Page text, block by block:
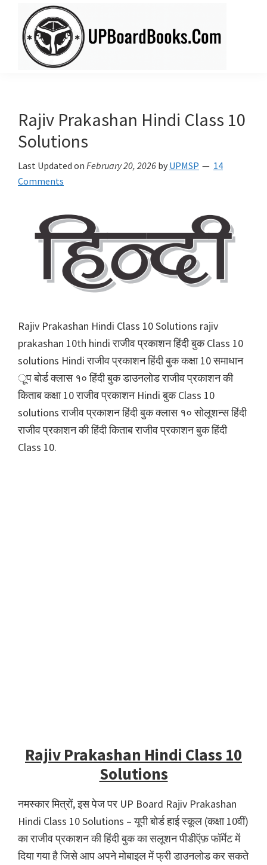
content
primary
sidebar
Board
Books
(NCERT
+
Rajiv
Rajiv Prakashan Hindi Class 10
Solutions
Last Updated on February 20, 2026 by UPMSP
14
Comments
Rajiv Prakashan Hindi Class 10 Solutions rajiv
prakashan 10th hindi राजीव प्रकाशन हिंदी बुक Class 10
solutions Hindi राजीव प्रकाशन हिंदी बुक कक्षा 10 समाधान
ूप बोर्ड क्लास १० हिंदी बुक डाउनलोड राजीव प्रकाशन की
किताब कक्षा 10 राजीव प्रकाशन Hindi बुक Class 10
solutions राजीव प्रकाशन हिंदी बुक क्लास १० सोलूशन्स हिंदी
राजीव प्रकाशन की हिंदी किताब राजीव प्रकाशन बुक हिंदी
Class 10.
Rajiv Prakashan Hindi Class 10
Solutions
नमस्कार मित्रों, इस पेज पर UP Board Rajiv Prakashan
Hindi Class 10 Solutions – यूपी बोर्ड हाई स्कूल (कक्षा 10वीं)
का राजीव प्रकाशन की हिंदी बुक का सलूशन पीडीऍफ़ फॉर्मेट में
दिया गया है जिसे आप अपने मोबाइल में फ्री डाउनलोड कर सकते